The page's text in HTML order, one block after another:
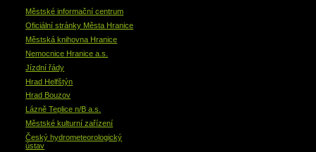
Městské informační centrum
Oficiální stránky Města Hranice
Městská knihovna Hranice
Nemocnice Hranice a.s.
Jízdní řády
Hrad Helfštýn
Hrad Bouzov
Lázně Teplice n/B a.s.
Městské kulturní zařízení
Český hydrometeorologický
ústav